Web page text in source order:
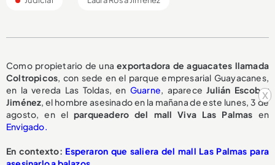
x
Como propietario de unaexportadora de aguacates llamada
Coltropicos, con sede en el parque empresarial Guayacanes,
en la vereda Las Toldas, en Guarne, apareceJulián Escobar
Jiménez, el hombre asesinado en la mañana de este lunes, 3 de
agosto, en el parqueadero del mall Viva Las Palmas en
Envigado.
En contexto: Esperaron que saliera del mall Las Palmas para